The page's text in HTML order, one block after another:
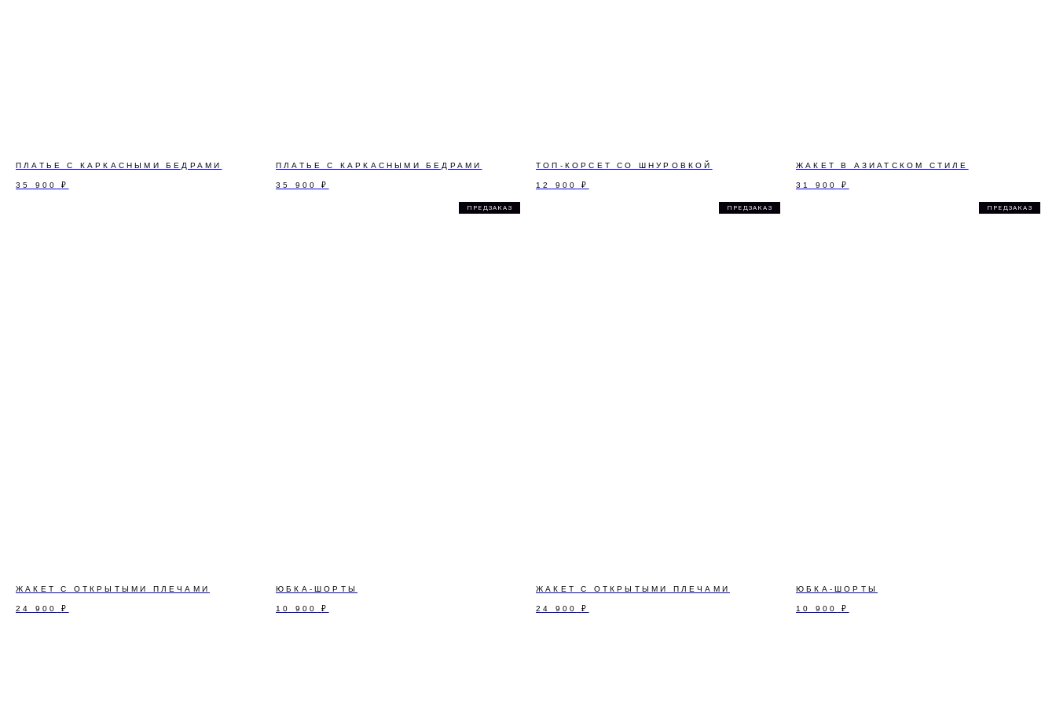
ПЛАТЬЕ С КАРКАСНЫМИ БЕДРАМИ
35 900 ₽
ПЛАТЬЕ С КАРКАСНЫМИ БЕДРАМИ
35 900 ₽
ТОП-КОРСЕТ СО ШНУРОВКОЙ
12 900 ₽
ЖАКЕТ В АЗИАТСКОМ СТИЛЕ
31 900 ₽
ЖАКЕТ С ОТКРЫТЫМИ ПЛЕЧАМИ
24 900 ₽
ПРЕДЗАКАЗ
ЮБКА-ШОРТЫ
10 900 ₽
ПРЕДЗАКАЗ
ЖАКЕТ С ОТКРЫТЫМИ ПЛЕЧАМИ
24 900 ₽
ПРЕДЗАКАЗ
ЮБКА-ШОРТЫ
10 900 ₽